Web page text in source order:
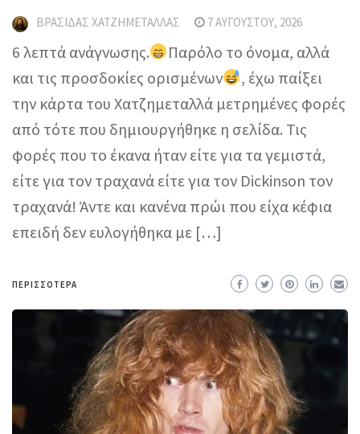
ΒΡΑΣΊΔΑΣ ΧΑΤΖΗΜΕΤΑΛΛΆΣ 7 ΑΥΓΟΎΣΤΟΥ, 2026
6 λεπτά ανάγνωσης.
Παρόλο το όνομα, αλλά
και τις προσδοκίες ορισμένων
, έχω παίξει
την κάρτα του Χατζημεταλλά μετρημένες φορές
από τότε που δημιουργήθηκε η σελίδα. Τις
φορές που το έκανα ήταν είτε για τα γεμιστά,
είτε για τον τραχανά είτε για τον Dickinson τον
τραχανά! Άντε και κανένα πρώι που είχα κέφια
επειδή δεν ευλογήθηκα με […]
ΠΕΡΙΣΣΌΤΕΡΑ